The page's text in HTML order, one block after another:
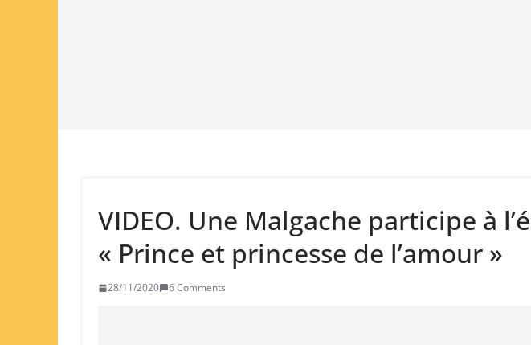
VIDEO. Une Malgache participe à
« Prince et princesse de l’amour »
28/11/2020 6 Comments